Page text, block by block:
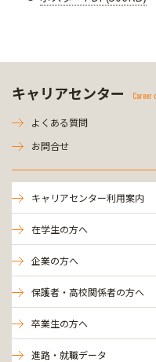
キャリアセンター Career
よくある質問
お問合せ
キャリアセンター利用案内
在学生の方へ
企業の方へ
保護者・高校関係者の方へ
卒業生の方へ
進路・就職データ